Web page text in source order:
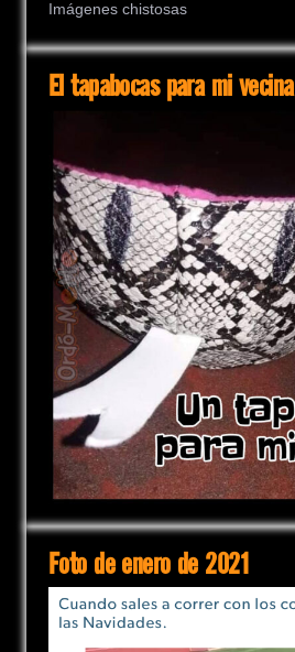
Imágenes chistosas
El tapabocas para mi vecina
Foto de enero de 2021